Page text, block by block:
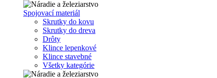
Spojovací materiál
Skrutky do kovu
Skrutky do dreva
Drôty
Klince lepenkové
Klince stavebné
Všetky kategórie